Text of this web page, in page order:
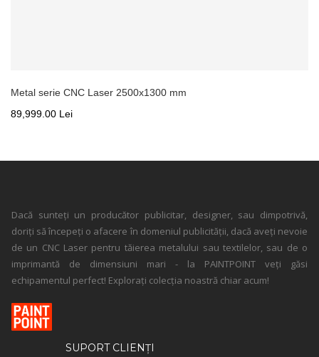
Metal serie CNC Laser 2500x1300 mm
89,999.00 Lei
Dacă sunteți un producător publicitar, designer, sau dimpotrivă,
doriți să începeți o afacere în domeniul publicității, dacă aveți nevoie
de un CNC Laser pentru tăierea metalului sau textilelor, sau de o
imprimantă de dimensiuni mari - la PAINTPOINT veți găsi
echipamentul perfect! Explorați colecția noastră chiar acum!
SUPORT CLIENȚI